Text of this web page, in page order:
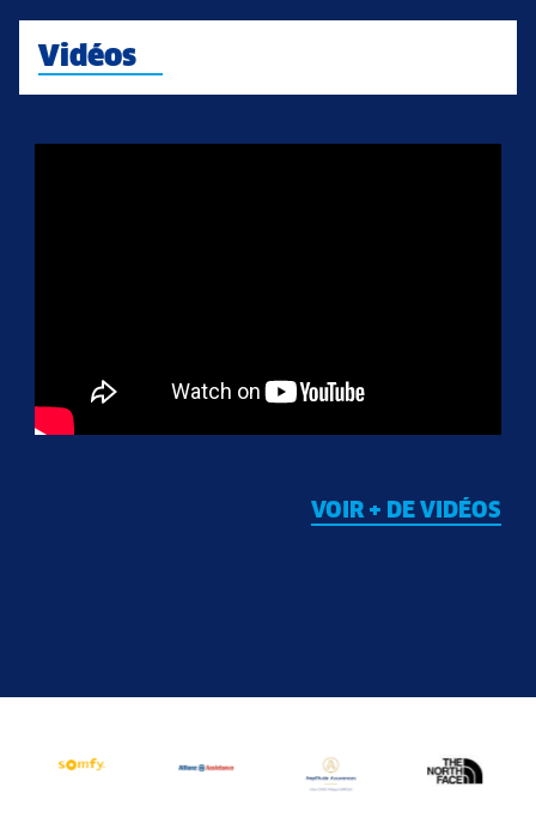
Vidéos
VOIR + DE VIDÉOS